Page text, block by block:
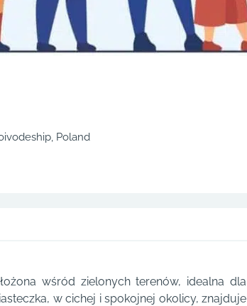
Poland
wśród zielonych terenów, idealna dla
w cichej i spokojnej okolicy, znajduje